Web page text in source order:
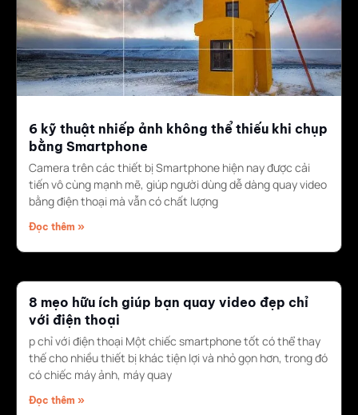
6 kỹ thuật nhiếp ảnh không thể thiếu khi chụp
bằng Smartphone
Camera trên các thiết bị Smartphone hiện nay được cải
tiến vô cùng mạnh mẽ, giúp người dùng dễ dàng quay video
bằng điện thoại mà vẫn có chất lượng
Đọc thêm »
8 mẹo hữu ích giúp bạn quay video đẹp chỉ
với điện thoại
p chỉ với điện thoại Một chiếc smartphone tốt có thể thay
thế cho nhiều thiết bị khác tiện lợi và nhỏ gọn hơn, trong đó
có chiếc máy ảnh, máy quay
Đọc thêm »